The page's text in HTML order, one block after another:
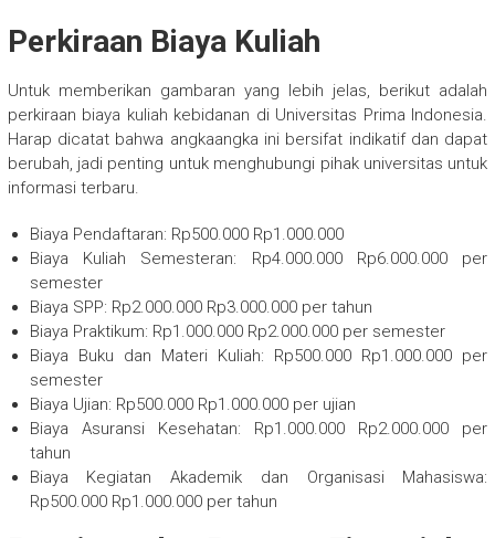
Perkiraan Biaya Kuliah
Untuk memberikan gambaran yang lebih jelas, berikut adalah
perkiraan biaya kuliah kebidanan di Universitas Prima Indonesia.
Harap dicatat bahwa angkaangka ini bersifat indikatif dan dapat
berubah, jadi penting untuk menghubungi pihak universitas untuk
informasi terbaru.
Biaya Pendaftaran: Rp500.000 Rp1.000.000
Biaya Kuliah Semesteran: Rp4.000.000 Rp6.000.000 per
semester
Biaya SPP: Rp2.000.000 Rp3.000.000 per tahun
Biaya Praktikum: Rp1.000.000 Rp2.000.000 per semester
Biaya Buku dan Materi Kuliah: Rp500.000 Rp1.000.000 per
semester
Biaya Ujian: Rp500.000 Rp1.000.000 per ujian
Biaya Asuransi Kesehatan: Rp1.000.000 Rp2.000.000 per
tahun
Biaya Kegiatan Akademik dan Organisasi Mahasiswa:
Rp500.000 Rp1.000.000 per tahun